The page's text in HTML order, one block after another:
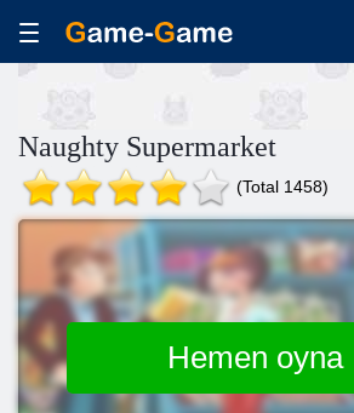
Naughty Supermarket
(Total 1458)
Hemen oyna